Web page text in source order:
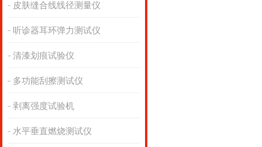
皮肤缝合线线径测量仪
听诊器耳环弹力测试仪
清漆划痕试验仪
多功能刮擦测试仪
剥离强度试验机
水平垂直燃烧测试仪